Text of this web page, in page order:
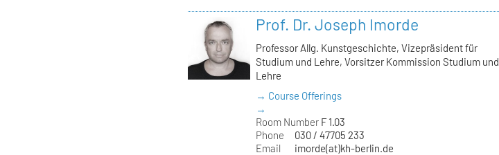
Prof. Dr. Joseph Imorde
Professor Allg. Kunstgeschichte, Vizepräsident für
Studium und Lehre, Vorsitzer Kommission Studium und
Lehre
→ Course Offerings
→
Room Number F 1.03
Phone
030 / 47705 233
Email
imorde(at)kh-berlin.de